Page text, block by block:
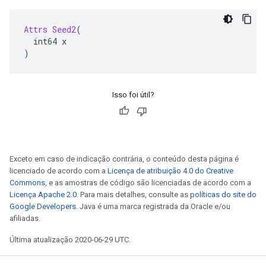
Attrs Seed2(
int64 x
)
Isso foi útil?
Exceto em caso de indicação contrária, o conteúdo desta página é
licenciado de acordo com a Licença de atribuição 4.0 do Creative
Commons, e as amostras de código são licenciadas de acordo com a
Licença Apache 2.0. Para mais detalhes, consulte as políticas do site do
Google Developers. Java é uma marca registrada da Oracle e/ou
afiliadas.
Última atualização 2020-06-29 UTC.